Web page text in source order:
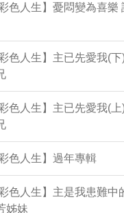
色人生】憂悶變為喜樂
色人生】主已先愛我(下
色人生】主已先愛我(上
色人生】過年專輯
色人生】主是我患難中
姊妹